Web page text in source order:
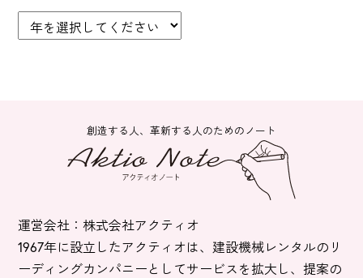
創造する人、革新する人のためのノート
運営会社：株式会社アクティオ
1967年に設立したアクティオは、建設機械レンタルのリ
ーディングカンパニーとしてサービスを拡大し、提案の